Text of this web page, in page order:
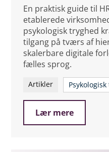
En praktisk guide til
etablerede
psykologisk tryghed
tilgang på tværs af
skalerbare digitale
fælles sprog.
Artikler
Lær mere